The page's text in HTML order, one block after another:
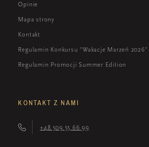
Opinie
Mapa strony
Kontakt
Regulamin Konkursu "Wakacje Marzeń 2026"
Regulamin Promocji Summer Edition
KONTAKT Z NAMI
+48 509 55 66 99